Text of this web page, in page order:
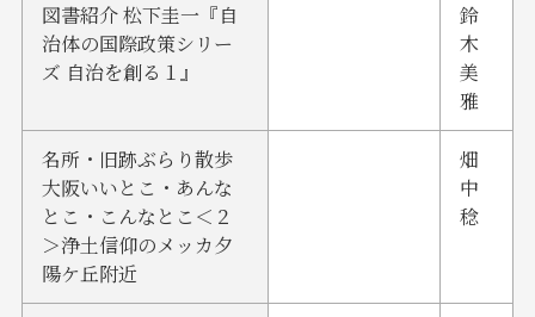
図書紹介 松下圭一『自
治体の国際政策シリー
ズ 自治を創る１』
鈴
木
美
雅
名所・旧跡ぶらり散歩
大阪いいとこ・あんな
とこ・こんなとこ＜２
＞浄土信仰のメッカ夕
陽ケ丘附近
畑
中
稔